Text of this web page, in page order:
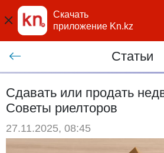
Скачать
приложение Kn.kz
Статьи
Сдавать или продать
Советы риелторов
27.11.2025, 08:45